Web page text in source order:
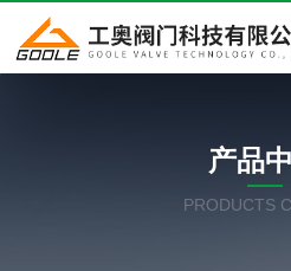
关于我
产品中
产品
PRODUCTS